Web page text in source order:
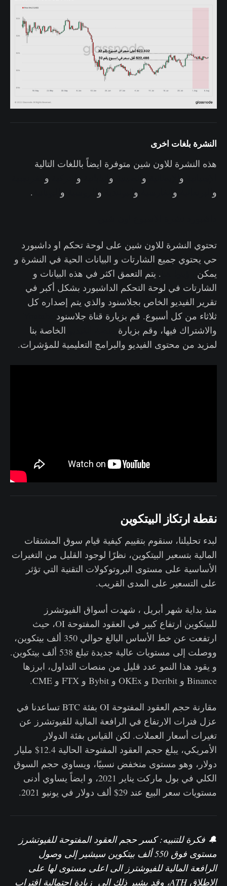
النشرة بلغات اخرى
هذه النشرة للاون شين متوفرة ايضاً باللغات التالية
و و و و و
و
و و و و .
تحتوي النشرة للاون شين على لوحة تحكم او داشبورد
حي يحتوي جميع الشارتات و البيانات الحية في النشرة و
يمكن
. يتم التعمق اكثر في هذه البيانات و
الشارتات في لوحة التحكم الداشبورد بشكل أكبر في
تقرير الفيديو الخاص بجلاسنود والذي يتم إصداره كل
ثلاثاء من كل أسبوع. قم بزيارة قناة جلاسنود
والاشتراك فيها، وقم بزيارة
الخاصة بنا
لمزيد من محتوى الفيديو والبرامج التعليمية للمؤشرات.
نقطة ارتكاز البيتكوين
لبدء تحليلنا، سنقوم بتقييم كيفية قيام سوق المشتقات
المالية بتسعير البيتكوين، نظرًا لوجود القليل من التغيرات
الأساسية على مستوى البروتوكولات التقنية التي تؤثر
على التسعير على المدى القريب.
منذ بداية شهر أبريل ، شهدت أسواق الفيوتشرز
للبيتكوين ارتفاع كبير في العقود المفتوحة OI، حيث
ارتفعت عن خط الأساس البالغ حوالي 350 ألف بيتكوين،
ووصلت إلى مستويات عالية جديدة تبلغ 538 ألف بيتكوين.
و يقود هذا النمو عدد قليل من منصات التداول، ابرزها
Binance و Deribit و OKEx و Bybit و FTX و CME.
مقارنة حجم العقود المفتوحة OI بفئة BTC تساعدنا في
عزل فترات الارتفاع في الرافعة المالية للفيوتشرز عن
تغيرات أسعار العملات. لكن القياس بفئة الدولار
الأمريكي، يبلغ حجم العقود المفتوحة الحالية 12.4$ مليار
دولار، وهو مستوى منخفض نسبيًا، ويساوي حجم السوق
الكلي في بول ماركت يناير 2021، و ايضاً يساوي أدنى
مستويات سعر البيع عند 29$ ألف دولار في يونيو 2021.
🔔 فكرة للتنبيه: كسر حجم العقود المفتوحة للفيوتشرز
مستوى فوق 550 ألف بيتكوين سيشير إلى وصول
الرافعة المالية للفيوشترز الى اعلى مستوى لها على
الاطلاق ATH، وقد يشير ذلك الى زيادة احتمالية اقتراب